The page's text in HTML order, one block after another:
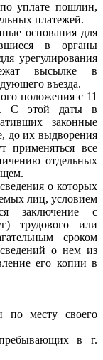
уплате пошлин,
платежей.
основания для
в органы
урегулирования
высылке в
въезда.
положения с 11
С этой даты в
законные
до их выдворения
применяться все
отдельных
о которых
лиц, условием
заключение с
трудового или
сроком
о нем из
его копии в
месту своего
в г.